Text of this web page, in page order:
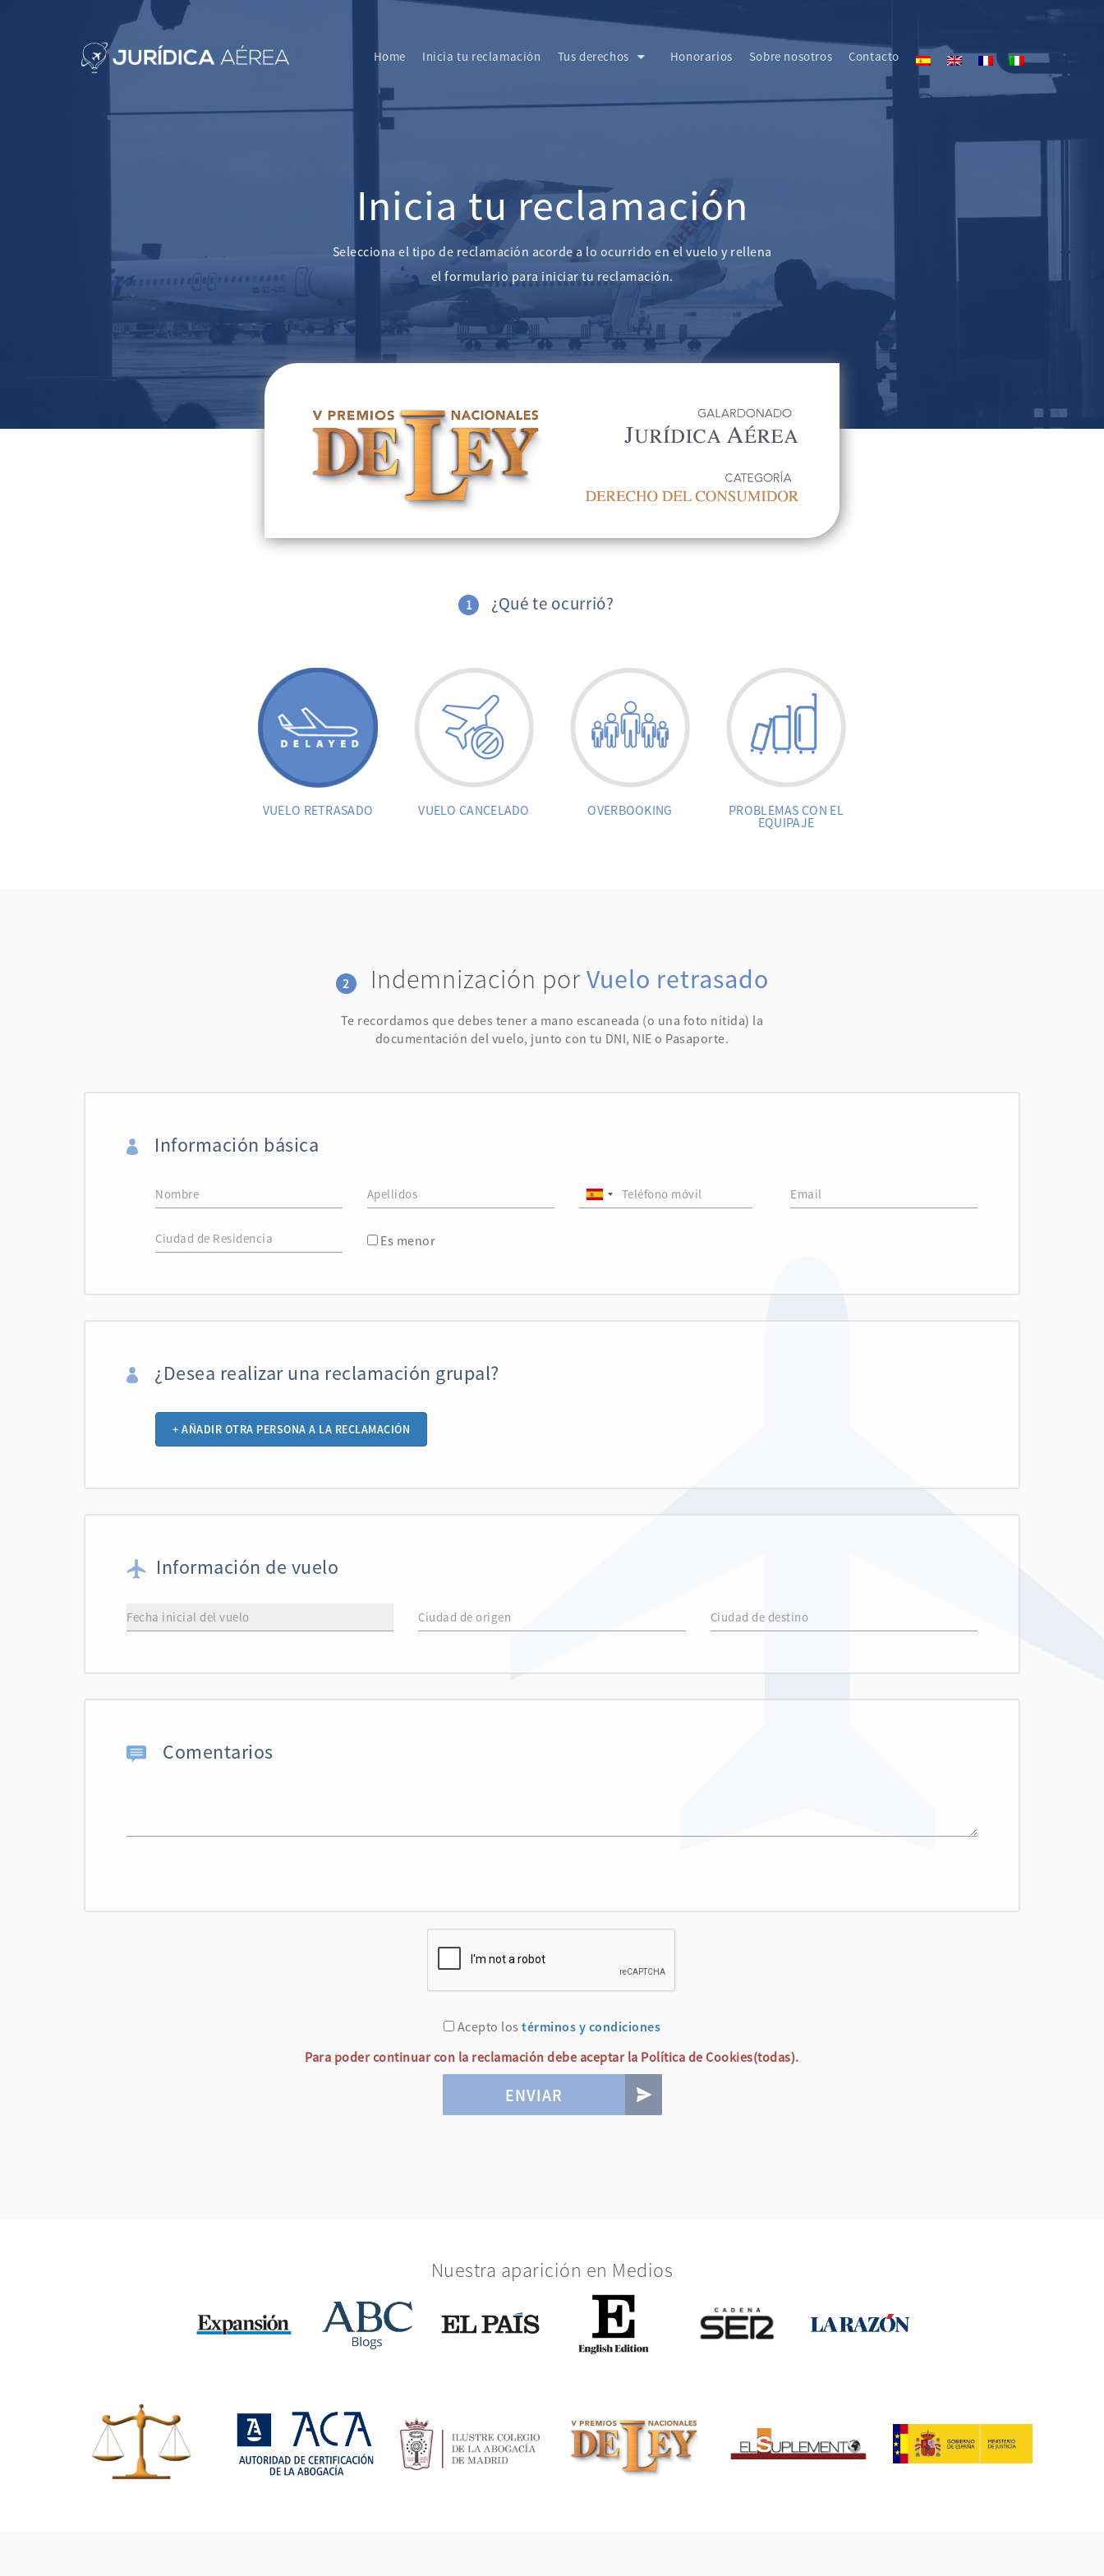
Home Inicia tu reclamación Tus derechos Honorarios Sobre nosotros Contacto
Inicia tu reclamación
Selecciona el tipo de reclamación acorde a lo ocurrido en el vuelo y rellena
el formulario para iniciar tu reclamación.
1 ¿Qué te ocurrió?
VUELO RETRASADO VUELO CANCELADO OVERBOOKING PROBLEMAS CON EL
EQUIPAJE
2 Indemnización por Vuelo retrasado
Te recordamos que debes tener a mano escaneada (o una foto nítida) la
documentación del vuelo, junto con tu DNI, NIE o Pasaporte.
Información básica
Es menor
¿Desea realizar una reclamación grupal?
+ AÑADIR OTRA PERSONA A LA RECLAMACIÓN
Información de vuelo
Comentarios
Acepto los términos y condiciones
Para poder continuar con la reclamación debe aceptar la Política de Cookies(todas).
ENVIAR
Nuestra aparición en Medios